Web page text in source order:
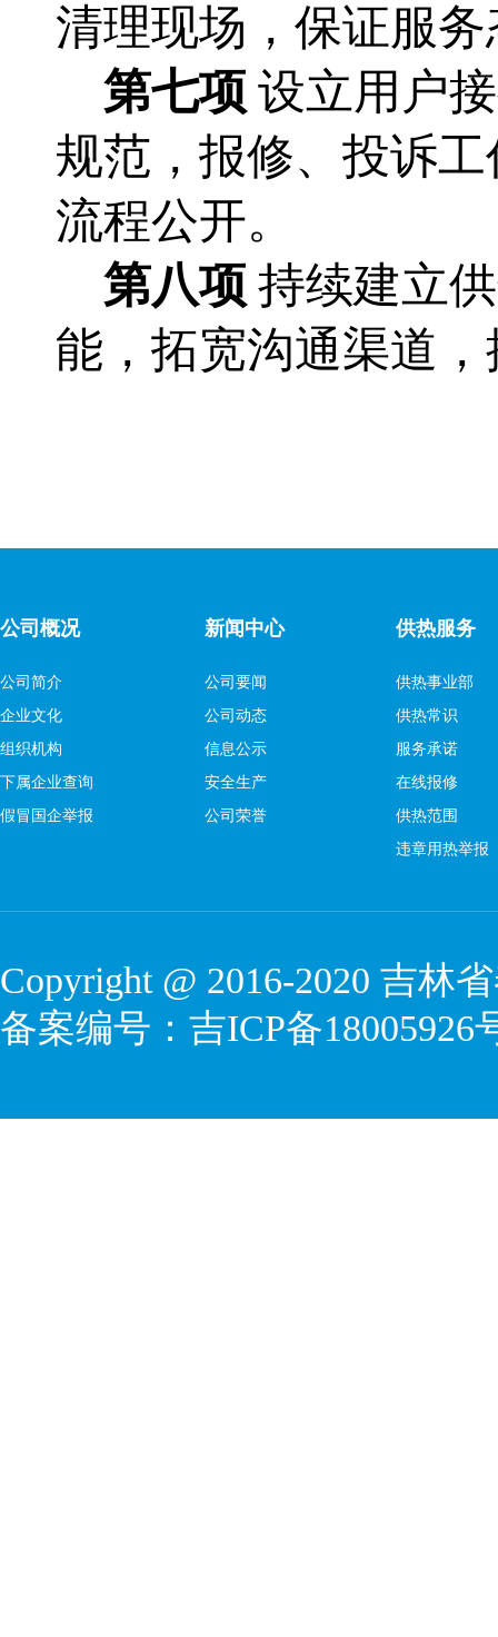
清理现场，保证服
第七项 设立用户
规范，报修、投诉
流程公开。
第八项 持续建立
能，拓宽沟通渠道
公司概况
公司简介
企业文化
组织机构
下属企业查询
假冒国企举报
新闻中心
公司要闻
公司动态
信息公示
安全生产
公司荣誉
供热服务
供热事业部
供热常识
服务承诺
在线报修
供热范围
违章用热举报
Copyright @ 2016-2020 吉林
备案编号： 吉ICP备18005926